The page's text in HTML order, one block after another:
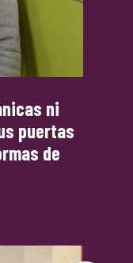
ni
puertas
de